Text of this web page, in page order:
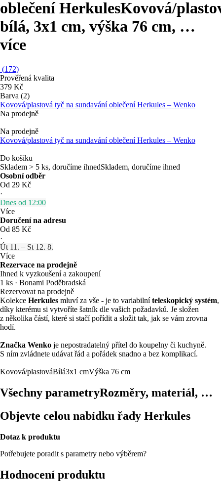
oblečení HerkulesKovová/
bílá, 3x1 cm, výška 76 cm, …
více
(172)
Prověřená kvalita
379 Kč
Barva (2)
Kovová/plastová tyč na sundavání oblečení Herkules – Wenko
Na prodejně
Na prodejně
Kovová/plastová tyč na sundavání oblečení Herkules – Wenko
Do košíku
Skladem > 5 ks, doručíme ihnedSkladem, doručíme ihned
Osobní odběr
Od 29 Kč
·
Dnes od 12:00
Více
Doručení na adresu
Od 85 Kč
·
Út 11. – St 12. 8.
Více
Rezervace na prodejně
Ihned k vyzkoušení a zakoupení
1 ks · Bonami Poděbradská
Rezervovat na prodejně
Kolekce Herkules mluví za vše - je to variabilníteleskopický systém,
díky kterému si vytvoříte šatník dle vašich požadavků. Je složen
z několika částí, které si stačí pořídit a složit tak, jak se vám zrovna
hodí.
Značka Wenko je nepostradatelný přítel do koupelny či kuchyně.
S ním zvládnete udávat řád a pořádek snadno a bez komplikací.
Kovová/plastováBílá3x1 cmVýška 76 cm
Všechny parametryRozměry, materiál, …
Objevte celou nabídku řady Herkules
Dotaz k produktu
Potřebujete poradit s parametry nebo výběrem?
Hodnocení produktu